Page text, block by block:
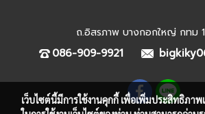
ถ.อิสรภาพ บางกอกใหญ่ กทม
086-909-9921
เว็บไซต์นี้มีการใช้งานคุกกี้ เพื่อเพิ่มประสิทธิภา